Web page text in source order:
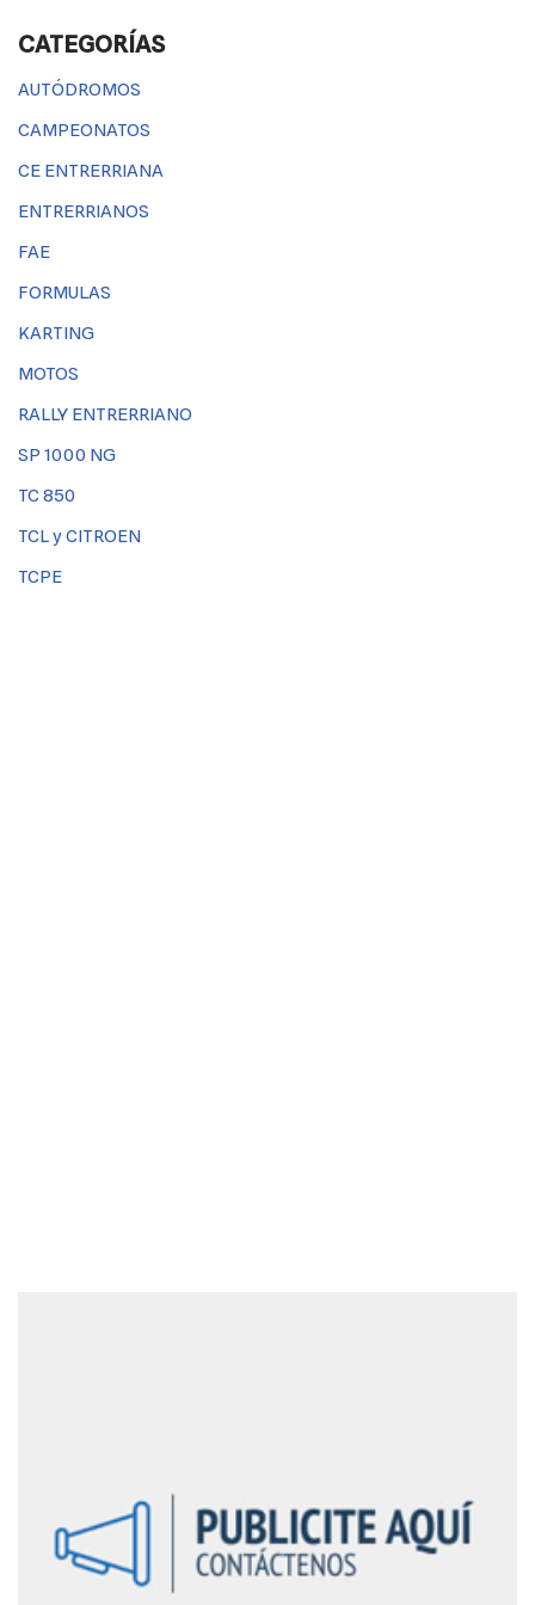
CATEGORÍAS
AUTÓDROMOS
CAMPEONATOS
CE ENTRERRIANA
ENTRERRIANOS
FAE
FORMULAS
KARTING
MOTOS
RALLY ENTRERRIANO
SP 1000 NG
TC 850
TCL y CITROEN
TCPE